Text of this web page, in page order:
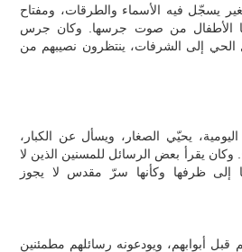
يسجّل فيه الأسماء والطرقات، ومفتاح
الأطفال من صوت جرسها. وكان جرس
الحي إلى الشرفات، ينتظرون نصيبهم من
يحيّي الصغار، ويسأل عن الكبار،
وكان يقرأ بعض الرسائل للمسنين الذين لا
إلى ظرفها وكأنها سرّ مقدس لا يجوز
قبل أبوابهم، ويودعونه رسائلهم مطمئنين